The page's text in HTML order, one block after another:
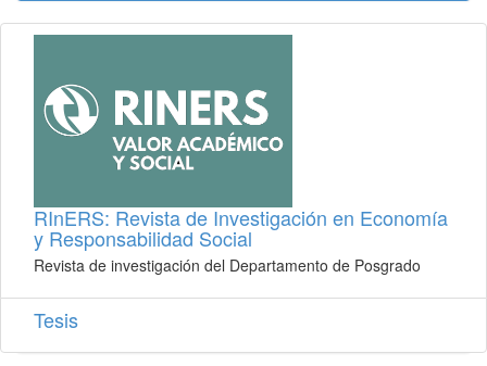
RInERS: Revista de Investigación en Economía
y Responsabilidad Social
Revista de investigación del Departamento de Posgrado
Tesis